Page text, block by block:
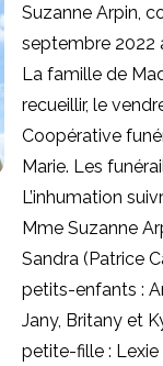
Suzanne Arpin,
septembre 2022
La famille de
recueillir, le
Coopérative
Marie. Les
L’inhumation
Mme Suzanne
Sandra (Patrice
petits-enfants :
Jany, Britany et
petite-fille :